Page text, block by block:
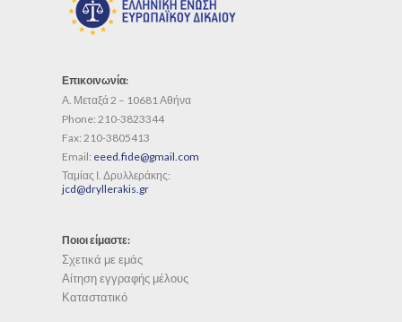
Επικοινωνία:
Α. Μεταξά 2 – 10681 Αθήνα
Phone: 210-3823344
Fax: 210-3805413
Email: eeed.fide@gmail.com
Ταμίας Ι. Δρυλλεράκης:
jcd@dryllerakis.gr
Ποιοι είμαστε:
Σχετικά με εμάς
Αίτηση εγγραφής μέλους
Καταστατικό